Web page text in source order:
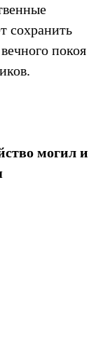
сохранить
покоя
могил и